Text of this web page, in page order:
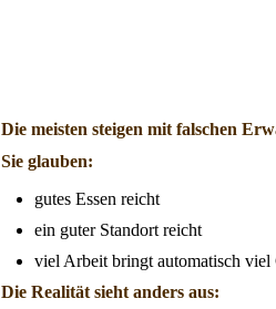
Die meisten steigen mit falschen
Sie glauben:
gutes Essen reicht
ein guter Standort reicht
viel Arbeit bringt automatisch viel
Die Realität sieht anders aus: